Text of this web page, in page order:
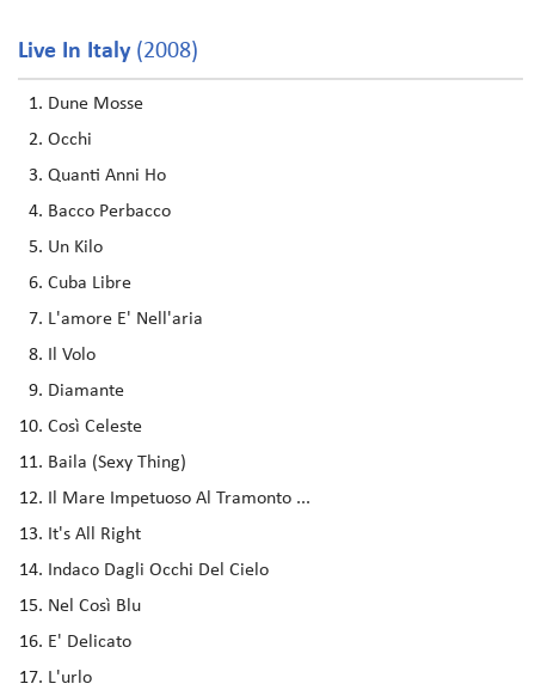
Live In Italy(2008)
Dune Mosse
Occhi
Quanti Anni Ho
Bacco Perbacco
Un Kilo
Cuba Libre
L'amore E' Nell'aria
Il Volo
Diamante
Così Celeste
Baila (Sexy Thing)
Il Mare Impetuoso Al Tramonto ...
It's All Right
Indaco Dagli Occhi Del Cielo
Nel Così Blu
E' Delicato
L'urlo